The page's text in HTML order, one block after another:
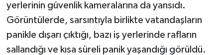
yerlerinin güvenlik kameralarına da yansıdı.
Görüntülerde, sarsıntıyla birlikte vatandaşların
panikle dışarı çıktığı, bazı iş yerlerinde rafların
sallandığı ve kısa süreli panik yaşandığı görüldü.